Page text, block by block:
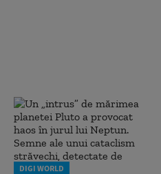
DIGI WORLD